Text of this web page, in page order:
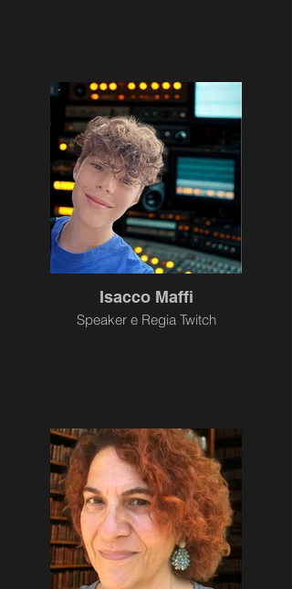
Isacco Maffi
Speaker e Regia Twitch